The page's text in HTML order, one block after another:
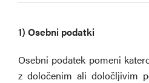
1) Osebni podatki
Osebni podatek pomeni
z določenim ali določljivim